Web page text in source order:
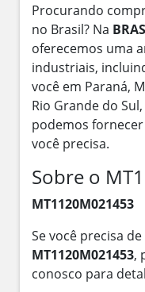
Procurando
no Brasil? Na
oferecemos uma
industriais,
você em Paraná,
Rio Grande do
podemos
você precisa.
Sobre o
MT1120M021453
Se você precisa
MT1120M021453,
conosco para